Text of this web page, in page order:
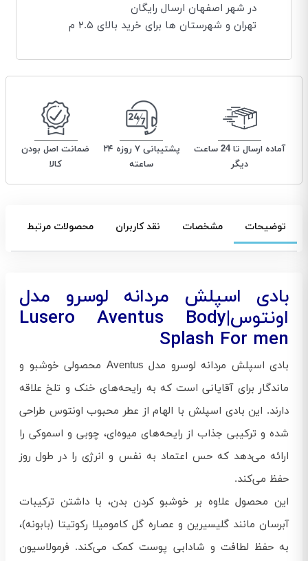
در شهر اصفهان ارسال رایگان
تهران و شهرستان ها برای خرید بالای ۲.۵ م
آماده ارسال تا 24 ساعت
دیگر
پشتیبانی ۷ روزه ۲۴
ساعته
ضمانت اصل بودن
کالا
توضیحات مشخصات نقد کاربران محصولات مرتبط
بادی اسپلش مردانه لوسرو مدل
اونتوس|Lusero Aventus Body
Splash For men
بادی اسپلش مردانه لوسرو مدل Aventus محصولی خوشبو و
ماندگار برای آقایانی است که به رایحه‌های خنک و تلخ علاقه
دارند. این بادی اسپلش با الهام از عطر محبوب اونتوس طراحی
شده و ترکیبی جذاب از رایحه‌های میوه‌ای، چوبی و اسموکی را
ارائه می‌دهد که حس اعتماد به نفس و انرژی را در طول روز
حفظ می‌کند.
این محصول علاوه بر خوشبو کردن بدن، با داشتن ترکیبات
آبرسان مانند گلیسیرین و عصاره گل کامومیلا رکوتیتا (بابونه)،
به حفظ لطافت و شادابی پوست کمک می‌کند. فرمولاسیون